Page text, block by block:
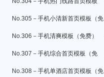
（免费）
No.305－手机小清新首页模板（免
费）
No.306－手机清爽模板（免费）
No.307－手机综合首页模板（免
费）
No.308－手机单酒店首页模板（免